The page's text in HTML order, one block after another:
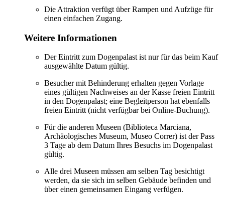
Die Attraktion verfügt über Rampen und Aufzüge für
einen einfachen Zugang.
Weitere Informationen
Der Eintritt zum Dogenpalast ist nur für das beim Kauf
ausgewählte Datum gültig.
Besucher mit Behinderung erhalten gegen Vorlage
eines gültigen Nachweises an der Kasse freien Eintritt
in den Dogenpalast; eine Begleitperson hat ebenfalls
freien Eintritt (nicht verfügbar bei Online-Buchung).
Für die anderen Museen (Biblioteca Marciana,
Archäologisches Museum, Museo Correr) ist der Pass
3 Tage ab dem Datum Ihres Besuchs im Dogenpalast
gültig.
Alle drei Museen müssen am selben Tag besichtigt
werden, da sie sich im selben Gebäude befinden und
über einen gemeinsamen Eingang verfügen.